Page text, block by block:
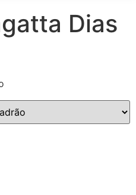
Dias